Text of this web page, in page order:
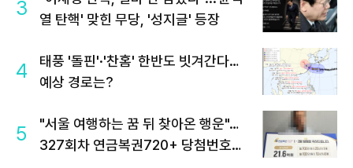
3
열 탄핵' 맞힌 무당, '성지글' 등장
4
태풍 '돌핀'·'찬홈' 한반도 빗겨간다…
예상 경로는?
5
"서울 여행하는 꿈 뒤 찾아온 행운"…
327회차 연금복권720+ 당첨번호조